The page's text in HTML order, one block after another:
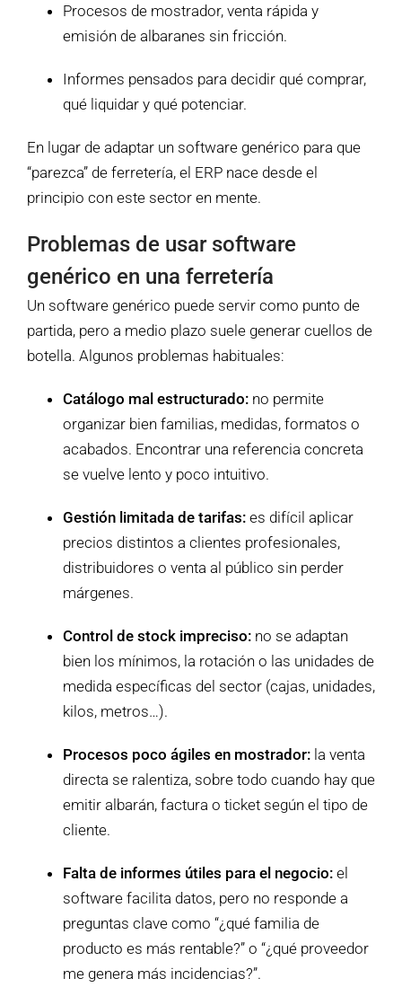
Procesos de mostrador, venta rápida y
emisión de albaranes sin fricción.
Informes pensados para decidir qué comprar,
qué liquidar y qué potenciar.
En lugar de adaptar un software genérico para que
“parezca” de ferretería, el ERP nace desde el
principio con este sector en mente.
Problemas de usar software
genérico en una ferretería
Un software genérico puede servir como punto de
partida, pero a medio plazo suele generar cuellos de
botella. Algunos problemas habituales:
Catálogo mal estructurado: no permite
organizar bien familias, medidas, formatos o
acabados. Encontrar una referencia concreta
se vuelve lento y poco intuitivo.
Gestión limitada de tarifas: es difícil aplicar
precios distintos a clientes profesionales,
distribuidores o venta al público sin perder
márgenes.
Control de stock impreciso: no se adaptan
bien los mínimos, la rotación o las unidades de
medida específicas del sector (cajas, unidades,
kilos, metros…).
Procesos poco ágiles en mostrador: la venta
directa se ralentiza, sobre todo cuando hay que
emitir albarán, factura o ticket según el tipo de
cliente.
Falta de informes útiles para el negocio: el
software facilita datos, pero no responde a
preguntas clave como “¿qué familia de
producto es más rentable?” o “¿qué proveedor
me genera más incidencias?”.